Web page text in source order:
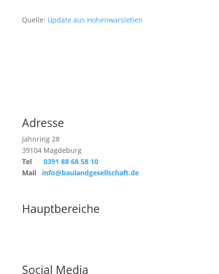
Quelle: Update aus Hohenwarsleben
Adresse
Jahnring 28
39104 Magdeburg
Tel
0391 88 68 58 10
Mail info@baulandgesellschaft.de
Hauptbereiche
Social Media